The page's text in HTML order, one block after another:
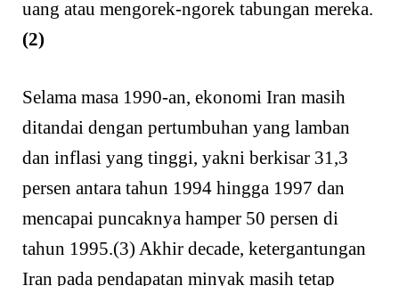
uang atau mengorek-ngorek tabungan mereka.
(2)
Selama masa 1990-an, ekonomi Iran masih
ditandai dengan pertumbuhan yang lamban
dan inflasi yang tinggi, yakni berkisar 31,3
persen antara tahun 1994 hingga 1997 dan
mencapai puncaknya hamper 50 persen di
tahun 1995.(3) Akhir decade, ketergantungan
Iran pada pendapatan minyak masih tetap